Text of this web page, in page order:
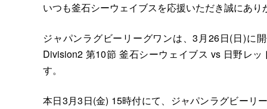
いつも釜石シーウェイブスを応援いただき誠にあり
ジャパンラグビーリーグワンは、3月26日(日)に
Division2 第10節 釜石シーウェイブス vs 日野レ
す。
本日3月3日(金) 15時付にて、ジャパンラグビーリ